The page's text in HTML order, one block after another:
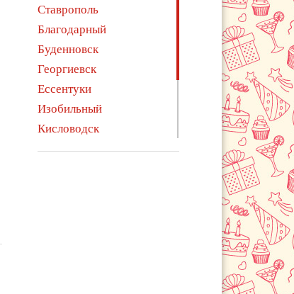
Ставрополь
Благодарный
Буденновск
Георгиевск
Ессентуки
Изобильный
Кисловодск
Минеральные Воды